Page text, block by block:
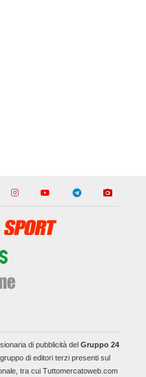
di pubblicità del Gruppo 24
di editori terzi presenti sul
tra cui Tuttomercatoweb.com